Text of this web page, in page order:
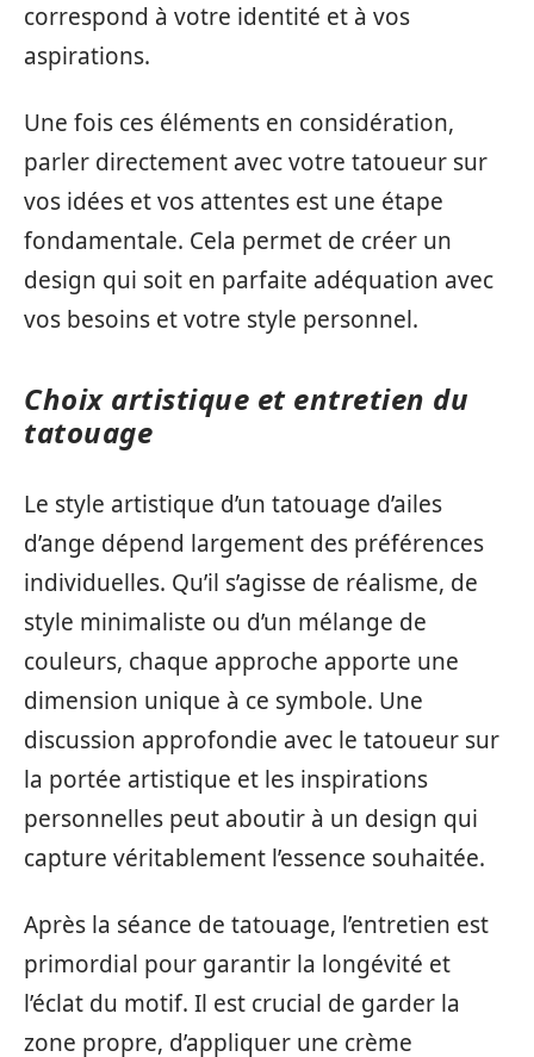
correspond à votre identité et à vos
aspirations.
Une fois ces éléments en considération,
parler directement avec votre tatoueur sur
vos idées et vos attentes est une étape
fondamentale. Cela permet de créer un
design qui soit en parfaite adéquation avec
vos besoins et votre style personnel.
Choix artistique et entretien du
tatouage
Le style artistique d’un tatouage d’ailes
d’ange dépend largement des préférences
individuelles. Qu’il s’agisse de réalisme, de
style minimaliste ou d’un mélange de
couleurs, chaque approche apporte une
dimension unique à ce symbole. Une
discussion approfondie avec le tatoueur sur
la portée artistique et les inspirations
personnelles peut aboutir à un design qui
capture véritablement l’essence souhaitée.
Après la séance de tatouage, l’entretien est
primordial pour garantir la longévité et
l’éclat du motif. Il est crucial de garder la
zone propre, d’appliquer une crème